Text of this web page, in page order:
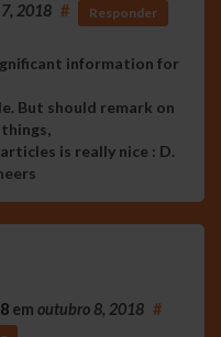
2018 # Responder
information for
But should remark on
is really nice : D.
em outubro 8, 2018 #